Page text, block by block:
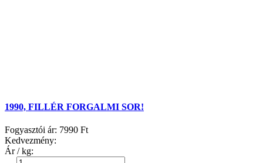
1990, FILLÉR FORGALMI SOR!
Fogyasztói ár: 7990 Ft
Kedvezmény:
Ár / kg: